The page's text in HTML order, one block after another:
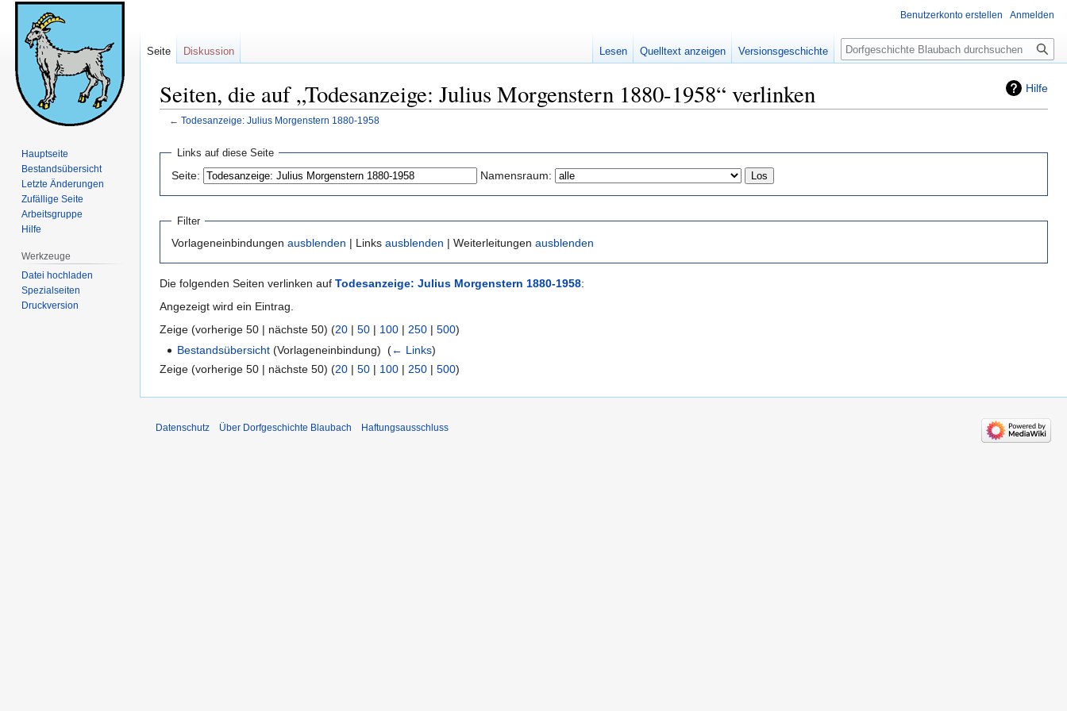
Hilfe
Seiten, die auf „Todesanzeige: Julius Morgenstern 1880-1958“ verlinken
← Todesanzeige: Julius Morgenstern 1880-1958
Navigation
springen
springen
Links auf diese Seite
Seite: Namensraum:
Filter
Vorlageneinbindungen ausblenden | Links ausblenden | Weiterleitungen ausblenden
Die folgenden Seiten verlinken auf Todesanzeige: Julius Morgenstern 1880-1958:
Angezeigt wird ein Eintrag.
Zeige (vorherige 50 | nächste 50) (20 | 50 | 100 | 250 | 500)
Bestandsübersicht (Vorlageneinbindung) ‎(← Links)
Zeige (vorherige 50 | nächste 50) (20 | 50 | 100 | 250 | 500)
Benutzerkonto erstellen Anmelden
Seite Diskussion Lesen Quelltext anzeigen Versionsgeschichte Suche
Hauptseite
Bestandsübersicht
Letzte Änderungen
Zufällige Seite
Arbeitsgruppe
Hilfe
Werkzeuge
Datei hochladen
Spezialseiten
Druckversion
Datenschutz Über Dorfgeschichte Blaubach Haftungsausschluss